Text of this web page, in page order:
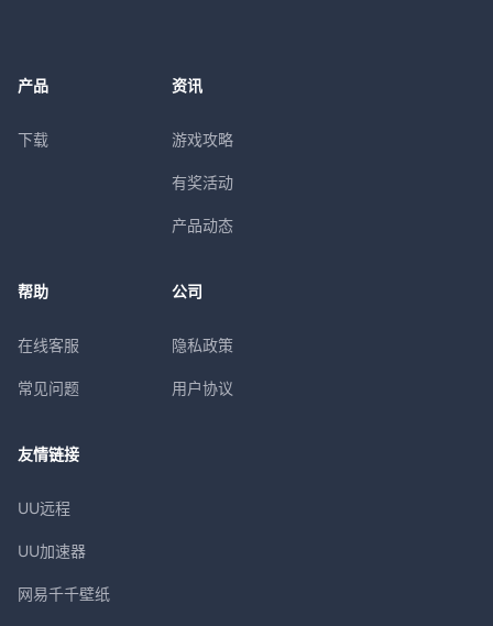
产品
下载
资讯
游戏攻略
有奖活动
产品动态
帮助
在线客服
常见问题
公司
隐私政策
用户协议
友情链接
UU远程
UU加速器
网易千千壁纸